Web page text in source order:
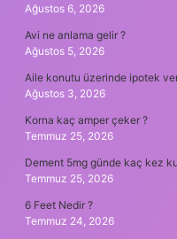
Ağustos 6, 2026
Avi ne anlama gelir ?
Ağustos 5, 2026
Aile konutu üzerinde ipotek
Ağustos 3, 2026
Korna kaç amper çeker ?
Temmuz 25, 2026
Dement 5mg günde kaç kez
Temmuz 25, 2026
6 Feet Nedir ?
Temmuz 24, 2026